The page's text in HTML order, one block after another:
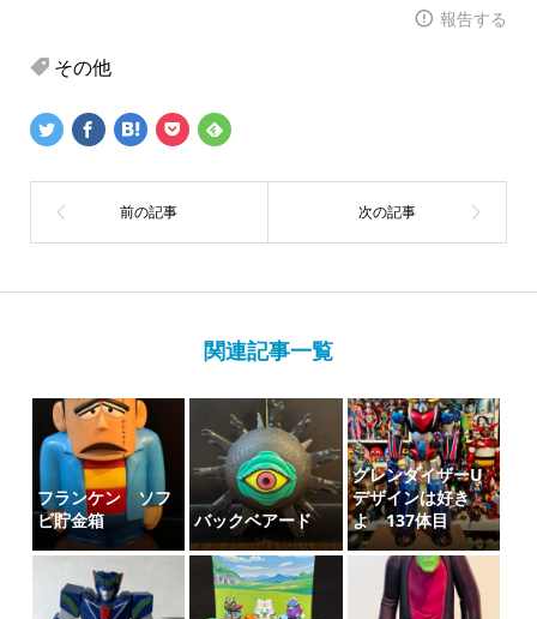
報告する
その他
関連記事一覧
フランケン ソフ
ビ貯金箱
バックベアード
グレンダイザーU
デザインは好き
よ 137体目